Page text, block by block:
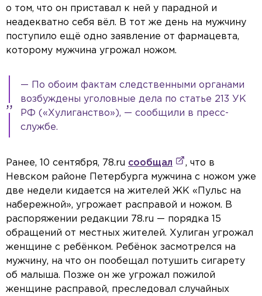
о том, что он приставал к ней у парадной и
неадекватно себя вёл. В тот же день на мужчину
поступило ещё одно заявление от фармацевта,
которому мужчина угрожал ножом.
— По обоим фактам следственными органами
возбуждены уголовные дела по статье 213 УК
РФ («Хулиганство»), — сообщили в пресс-
службе.
Ранее, 10 сентября, 78.ru сообщал
, что в
Невском районе Петербурга мужчина с ножом уже
две недели кидается на жителей ЖК «Пульс на
набережной», угрожает расправой и ножом. В
распоряжении редакции 78.ru — порядка 15
обращений от местных жителей. Хулиган угрожал
женщине с ребёнком. Ребёнок засмотрелся на
мужчину, на что он пообещал потушить сигарету
об малыша. Позже он же угрожал пожилой
женщине расправой, преследовал случайных